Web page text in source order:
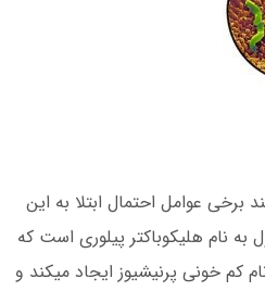
برخی عوامل احتمال ابتلا به این
به نام هلیکوباکتر پیلوری است که
کم خونی پرنیشیوز ایجاد میکند و